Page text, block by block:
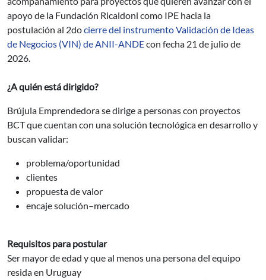
apoyo de la Fundación Ricaldoni como IPE hacia la
postulación al 2docierre del instrumento Validación de Ideas
de Negocios (VIN) de ANII-ANDEcon fecha 21 de julio de
2026.
¿A quién está dirigido?
Brújula Emprendedora se dirige a personas con proyectos
BCT que cuentan con una solución tecnológica en desarrollo y
buscan validar:
problema/oportunidad
clientes
propuesta de valor
encaje solución–mercado
Requisitos para postular
Ser mayor de edad y que al menos una persona del equipo
resida en Uruguay